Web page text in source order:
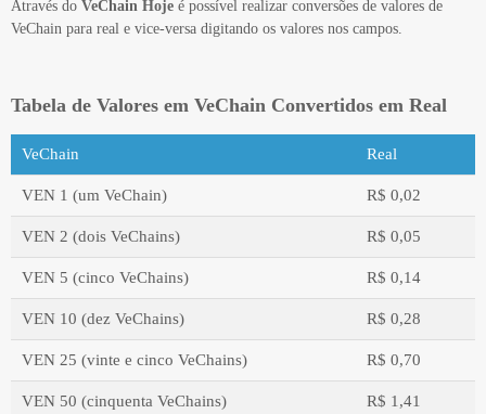
Através do VeChain Hoje é possível realizar conversões de valores de
VeChain para real e vice-versa digitando os valores nos campos.
Tabela de Valores em VeChain Convertidos em Real
VeChain Real
VEN 1 (um VeChain) R$ 0,02
VEN 2 (dois VeChains) R$ 0,05
VEN 5 (cinco VeChains) R$ 0,14
VEN 10 (dez VeChains) R$ 0,28
VEN 25 (vinte e cinco VeChains) R$ 0,70
VEN 50 (cinquenta VeChains) R$ 1,41